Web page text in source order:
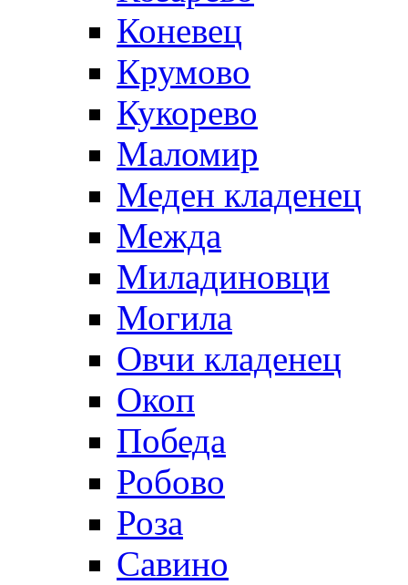
Коневец
Крумово
Кукорево
Маломир
Меден кладенец
Межда
Миладиновци
Могила
Овчи кладенец
Окоп
Победа
Робово
Роза
Савино